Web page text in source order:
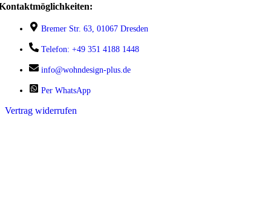
Bremer Str. 63, 01067 Dresden
Telefon: +49 351 4188 1448
info@wohndesign-plus.de
Per WhatsApp
Vertrag widerrufen